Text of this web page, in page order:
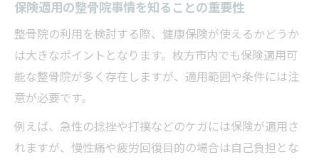
保険適用の整骨院事情を知ることの重要性
整骨院の利用を検討する際、健康保険が使えるかどうか
は大きなポイントとなります。枚方市内でも保険適用可
能な整骨院が多く存在しますが、適用範囲や条件には注
意が必要です。
例えば、急性の捻挫や打撲などのケガには保険が適用さ
れますが、慢性痛や疲労回復目的の場合は自己負担とな